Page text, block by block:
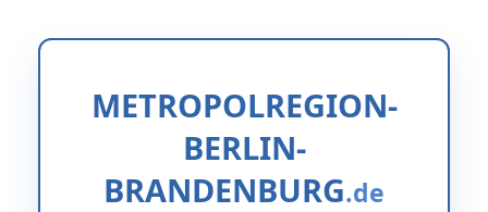
METROPOLREGION-
BERLIN-
BRANDENBURG